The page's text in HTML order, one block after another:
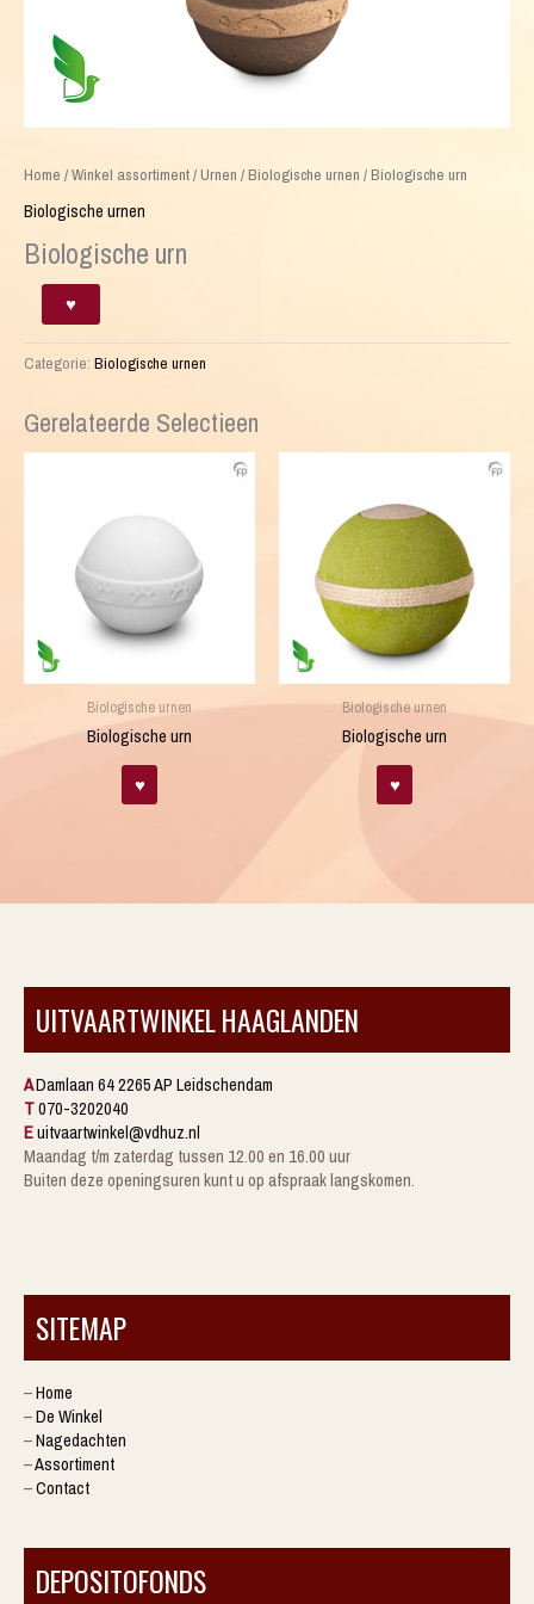
Home /Winkel assortiment/Urnen /Biologische urnen / Biologische urn
Biologische urnen
Biologische urn
Biologische
urn
aantal
♥
Categorie: Biologische urnen
Gerelateerde Selectieen
Biologische urnen
Biologische urn
♥
Biologische urnen
Biologische urn
♥
UITVAARTWINKEL HAAGLANDEN
ADamlaan 64 2265 AP Leidschendam
T070-3202040
Euitvaartwinkel@vdhuz.nl
Maandag t/m zaterdag tussen 12.00 en 16.00 uur
Buiten deze openingsuren kunt u op afspraak langskomen.
SITEMAP
–Home
–De Winkel
–Nagedachten
–Assortiment
–Contact
DEPOSITOFONDS